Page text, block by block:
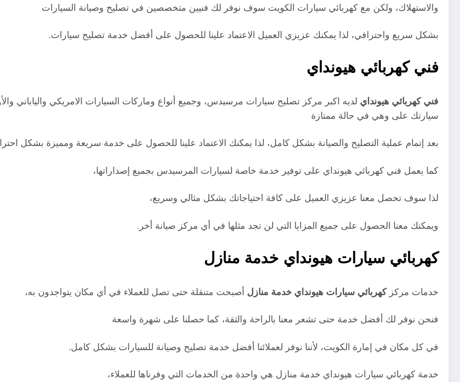
والاستهلاك، ولكن مع كهربائي سيارات الكويت سوف نوفر لك فنيين متخصصين في تصليح وصيانة السيارات
بشكل سريع واحترافي، لذا يمكنك عزيزي العميل الاعتماد علينا للحصول على أفضل خدمة تصليح سيارات.
فني كهربائي هيونداي
فني كهربائي هيونداي لديه اكبر مركز تصليح سيارات مرسيدس، وجميع أنواع وماركات السيارات الامريكي والياباني
سيارتك على وهي في حالة ممتازة
بعد إتمام عملية التصليح والصيانة بشكل كامل، لذا يمكنك الاعتماد علينا للحصول على خدمة سريعة ومميزة بشكل
كما يعمل فني كهربائي هيونداي على توفير خدمة خاصة لسيارات المرسيدس بجميع إصداراتها،
لذا سوف تحصل معنا عزيزي العميل على كافة احتياجاتك بشكل مثالي وسريع،
ويمكنك معنا الحصول على جميع المزايا التي لن تجد مثلها في أي مركز صيانة أخر.
كهربائي سيارات هيونداي خدمة منازل
خدمات مركزكهربائي سيارات هيونداي خدمة منازل أصبحت متنقلة حتى تصل للعملاء في أي مكان يتواجدون به،
فنحن نوفر لك أفضل خدمة حتى تشعر معنا بالراحة والثقة، كما حصلنا على شهرة واسعة
في كل مكان في إمارة الكويت، لأننا نوفر لعملائنا أفضل خدمة تصليح وصيانة للسيارات بشكل كامل.
خدمة كهربائي سيارات هيونداي خدمة منازل هي واحدة من الخدمات التي وفرناها للعملاء،